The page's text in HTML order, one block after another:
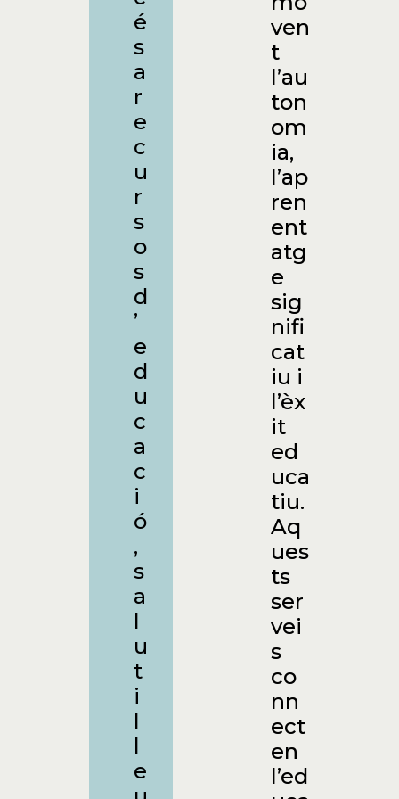
é
s
a
r
e
c
u
r
s
o
s
d
’
e
d
u
c
a
c
i
ó
,
s
a
l
u
t
i
l
l
e
ven
t
l’au
ton
om
ia,
l’ap
ren
ent
atg
e
sig
nifi
cat
iu i
l’èx
it
ed
uca
tiu.
Aq
ues
ts
ser
vei
s
co
nn
ect
en
l’ed